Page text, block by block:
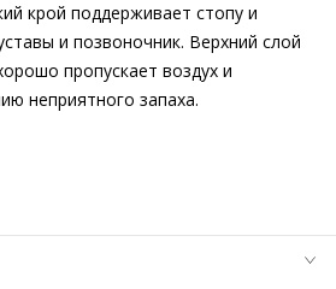
крой поддерживает стопу и
и позвоночник. Верхний слой
пропускает воздух и
неприятного запаха.
до 0°C